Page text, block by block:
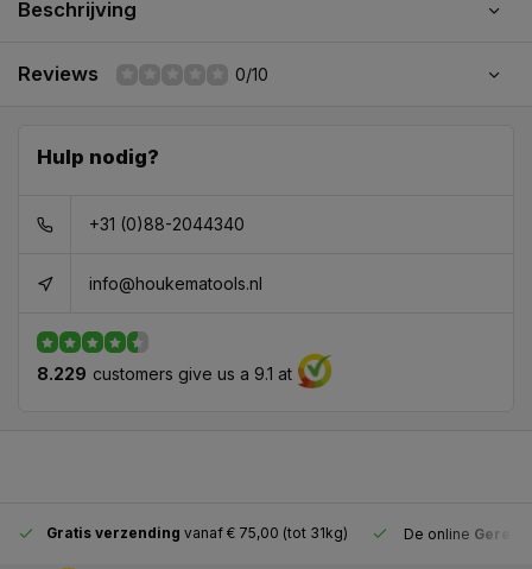
Beschrijving
Reviews 0/10
Hulp nodig?
+31 (0)88-2044340
info@houkematools.nl
8.229 customers give us a 9.1 at
Gratis verzending vanaf € 75,00 (tot 31kg) De online